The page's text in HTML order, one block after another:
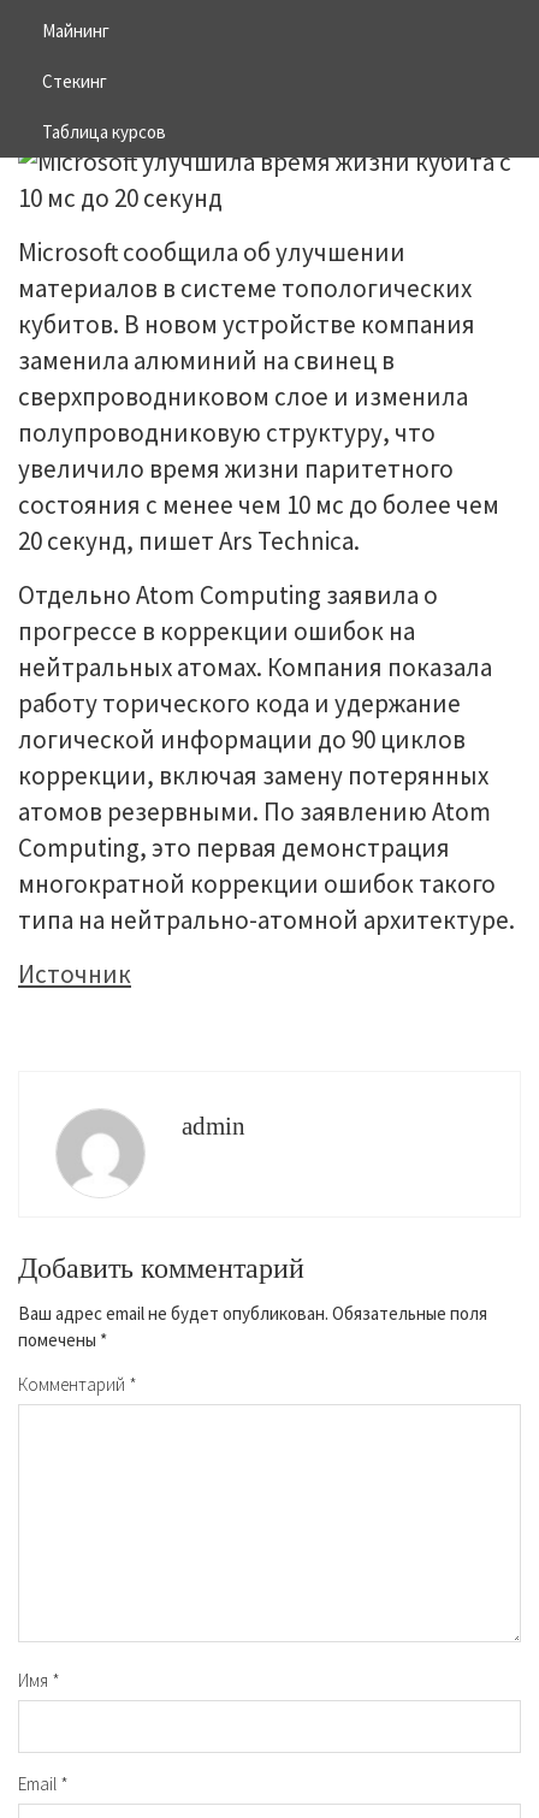
Майнинг
Стекинг
Таблица курсов
секунд
17.06.2026
Microsoft сообщила об улучшении
материалов в системе топологических
кубитов. В новом устройстве компания
заменила алюминий на свинец в
сверхпроводниковом слое и изменила
полупроводниковую структуру, что
увеличило время жизни паритетного
состояния с менее чем 10 мс до более чем
20 секунд, пишет Ars Technica.
Отдельно Atom Computing заявила о
прогрессе в коррекции ошибок на
нейтральных атомах. Компания показала
работу торического кода и удержание
логической информации до 90 циклов
коррекции, включая замену потерянных
атомов резервными. По заявлению Atom
Computing, это первая демонстрация
многократной коррекции ошибок такого
типа на нейтрально-атомной архитектуре.
Источник
admin
Добавить комментарий
Ваш адрес email не будет опубликован. Обязательные поля
помечены *
Комментарий *
Имя *
Email *